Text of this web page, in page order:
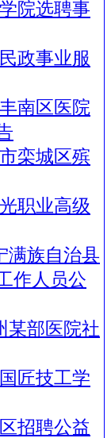
院选聘事
政事业服
南区医院
栾城区殡
职业高级
满族自治县
作人员公
某部医院社
匠技工学
招聘公益